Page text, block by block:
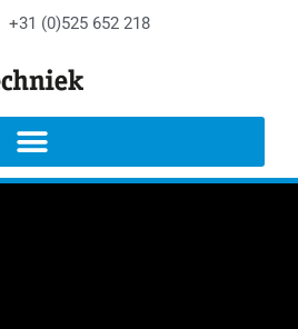
+31 (0)525 652 218